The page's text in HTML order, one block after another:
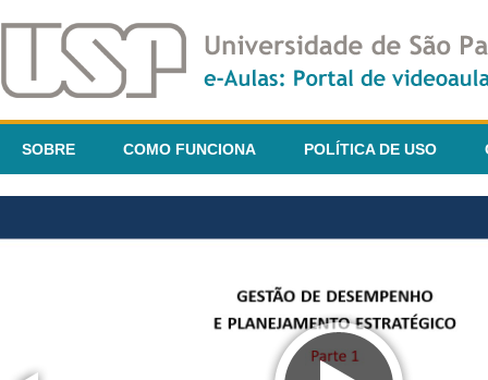
SOBRE COMO FUNCIONA POLÍTICA DE USO